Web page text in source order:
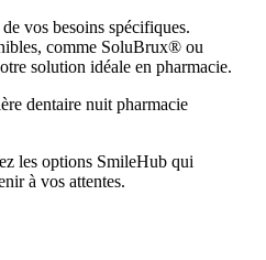
vos besoins spécifiques.
comme SoluBrux® ou
solution idéale en pharmacie.
dentaire nuit pharmacie
les options SmileHub qui
à vos attentes.